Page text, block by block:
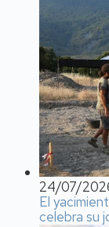
24/07/
El
celebra su